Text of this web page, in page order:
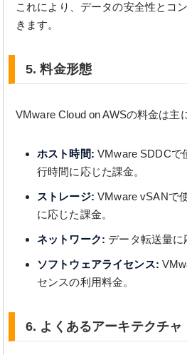
これにより、データの安全性とコ
きます。
5. 料金形態
VMware Cloud on AWSの料金は主
ホスト時間: VMware SDDCで
行時間に応じた課金。
ストレージ: VMware vSANで
に応じた課金。
ネットワーク: データ転送量に
ソフトウェアライセンス:
センスの利用料金。
6. よくあるアーキテクチャ